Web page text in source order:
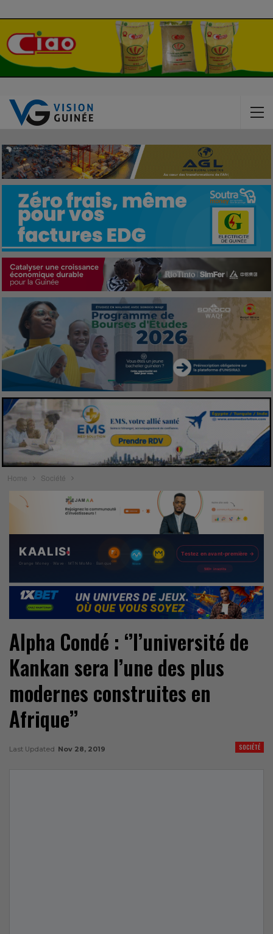
Home Société
Alpha Condé : ‘’l’université de
Kankan sera l’une des plus
modernes construites en
Afrique’’
SOCIÉTÉ
Last Updated Nov 28, 2019